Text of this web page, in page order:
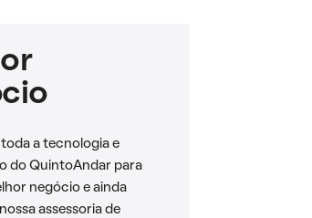
a tecnologia e
do QuintoAndar para
negócio e ainda
assessoria de